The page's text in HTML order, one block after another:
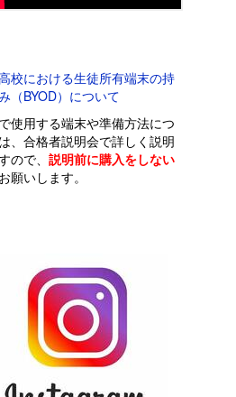
校における生徒所有端末の持
（BYOD）について
使用する端末や準備方法につ
、合格者説明会で詳しく説明
ので、 説明前に購入をしない
お願いします。